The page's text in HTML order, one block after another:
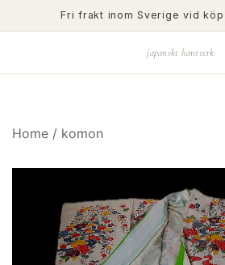
to
Fri frakt inom Sverige vid
japanskt hantverk
Home / komon